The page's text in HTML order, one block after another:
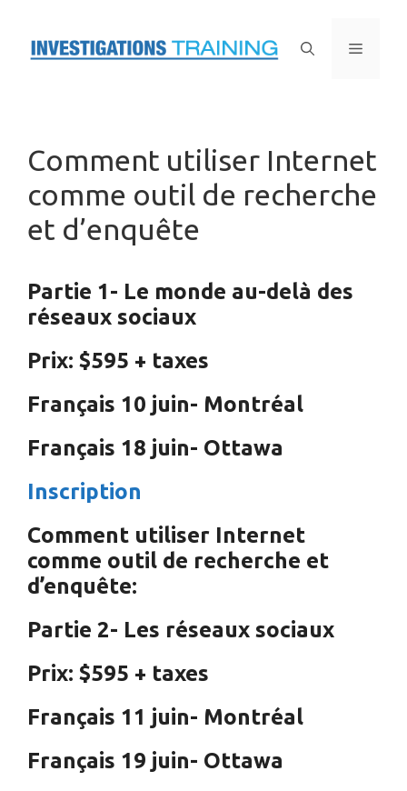
content
Menu
Comment utiliser Internet
comme outil de recherche
et d’enquête
Partie 1- Le monde au-delà des
réseaux sociaux
Prix: $595 + taxes
Français 10 juin- Montréal
Français 18 juin- Ottawa
Inscription
Comment utiliser Internet
comme outil de recherche et
d’enquête:
Partie 2- Les réseaux sociaux
Prix: $595 + taxes
Français 11 juin- Montréal
Français 19 juin- Ottawa